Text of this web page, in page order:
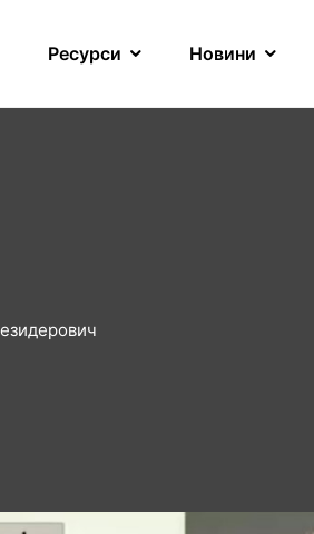
Ресурси Новини